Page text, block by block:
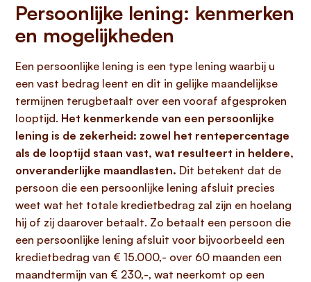
Persoonlijke lening: kenmerken
en mogelijkheden
Een persoonlijke lening is een type lening waarbij u
een vast bedrag leent en dit in gelijke maandelijkse
termijnen terugbetaalt over een vooraf afgesproken
looptijd. Het kenmerkende van een persoonlijke
lening is de zekerheid: zowel het rentepercentage
als de looptijd staan vast, wat resulteert in heldere,
onveranderlijke maandlasten. Dit betekent dat de
persoon die een persoonlijke lening afsluit precies
weet wat het totale kredietbedrag zal zijn en hoelang
hij of zij daarover betaalt. Zo betaalt een persoon die
een persoonlijke lening afsluit voor bijvoorbeeld een
kredietbedrag van € 15.000,- over 60 maanden een
maandtermijn van € 230,-, wat neerkomt op een